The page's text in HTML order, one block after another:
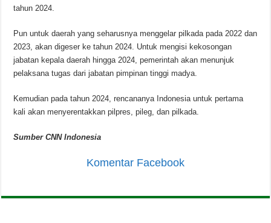
tahun 2024.
Pun untuk daerah yang seharusnya menggelar pilkada pada 2022 dan
2023, akan digeser ke tahun 2024. Untuk mengisi kekosongan
jabatan kepala daerah hingga 2024, pemerintah akan menunjuk
pelaksana tugas dari jabatan pimpinan tinggi madya.
Kemudian pada tahun 2024, rencananya Indonesia untuk pertama
kali akan menyerentakkan pilpres, pileg, dan pilkada.
Sumber CNN Indonesia
Komentar Facebook